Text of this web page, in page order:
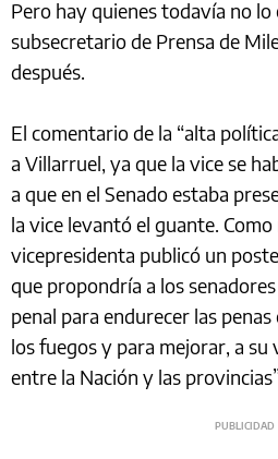
Pero hay quienes todavía no lo
subsecretario de Prensa de
después.
El comentario de la “alta
a Villarruel, ya que la vice se
a que en el Senado estaba
la vice levantó el guante. Como
vicepresidenta publicó un
que propondría a los
penal para endurecer las
los fuegos y para mejorar, a su
entre la Nación y las